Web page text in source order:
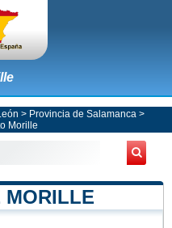
> Provincia de Salamanca >
Morille
MORILLE